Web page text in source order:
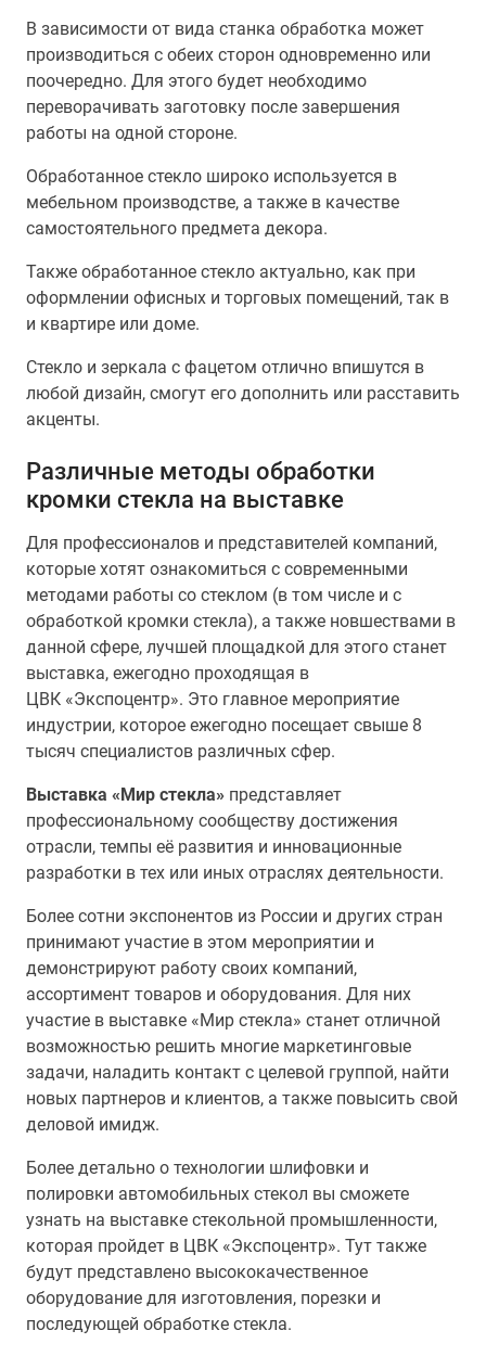
В зависимости от вида станка обработка может
производиться с обеих сторон одновременно или
поочередно. Для этого будет необходимо
переворачивать заготовку после завершения
работы на одной стороне.
Обработанное стекло широко используется в
мебельном производстве, а также в качестве
самостоятельного предмета декора.
Также обработанное стекло актуально, как при
оформлении офисных и торговых помещений, так в
и квартире или доме.
Стекло и зеркала с фацетом отлично впишутся в
любой дизайн, смогут его дополнить или расставить
акценты.
Различные методы обработки
кромки стекла на выставке
Для профессионалов и представителей компаний,
которые хотят ознакомиться с современными
методами работы со стеклом (в том числе и с
обработкой кромки стекла), а также новшествами в
данной сфере, лучшей площадкой для этого станет
выставка, ежегодно проходящая в
ЦВК «Экспоцентр». Это главное мероприятие
индустрии, которое ежегодно посещает свыше 8
тысяч специалистов различных сфер.
Выставка «Мир стекла» представляет
профессиональному сообществу достижения
отрасли, темпы её развития и инновационные
разработки в тех или иных отраслях деятельности.
Более сотни экспонентов из России и других стран
принимают участие в этом мероприятии и
демонстрируют работу своих компаний,
ассортимент товаров и оборудования. Для них
участие в выставке «Мир стекла» станет отличной
возможностью решить многие маркетинговые
задачи, наладить контакт с целевой группой, найти
новых партнеров и клиентов, а также повысить свой
деловой имидж.
Более детально о технологии шлифовки и
полировки автомобильных стекол вы сможете
узнать на выставке стекольной промышленности,
которая пройдет в ЦВК «Экспоцентр». Тут также
будут представлено высококачественное
оборудование для изготовления, порезки и
последующей обработке стекла.